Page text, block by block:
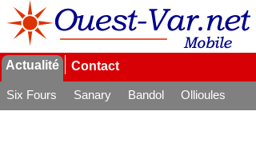
Actualité Contact
Six Fours Sanary Bandol
Ollioules